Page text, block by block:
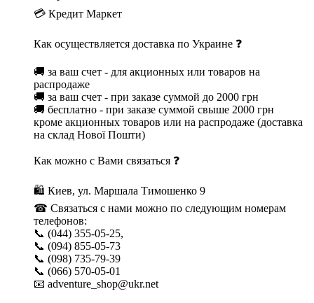
💳 Кредит Маркет
Как осуществляется доставка по Украине ❓
🚚 за ваш счет - для акционных или товаров на
распродаже
🚚 за ваш счет - при заказе суммой до 2000 грн
🚚 бесплатно - при заказе суммой свыше 2000 грн
кроме акционных товаров или на распродаже (доставка
на склад Нової Пошти)
Как можно с Вами связаться ❓
🛍 Киев, ул. Маршала Тимошенко 9
☎ Связаться с нами можно по следующим номерам
телефонов:
📞 (044) 355-05-25,
📞 (094) 855-05-73
📞 (098) 735-79-39
📞 (066) 570-05-01
📧 adventure_shop@ukr.net